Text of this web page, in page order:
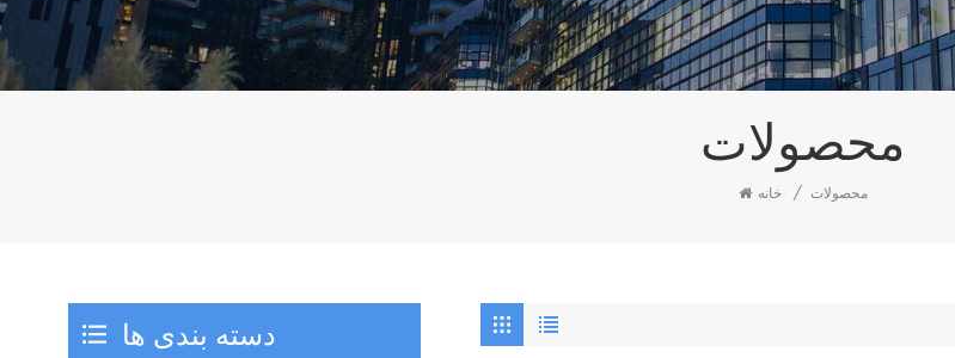
محصولات
خانه / محصولات
دسته بندی ها